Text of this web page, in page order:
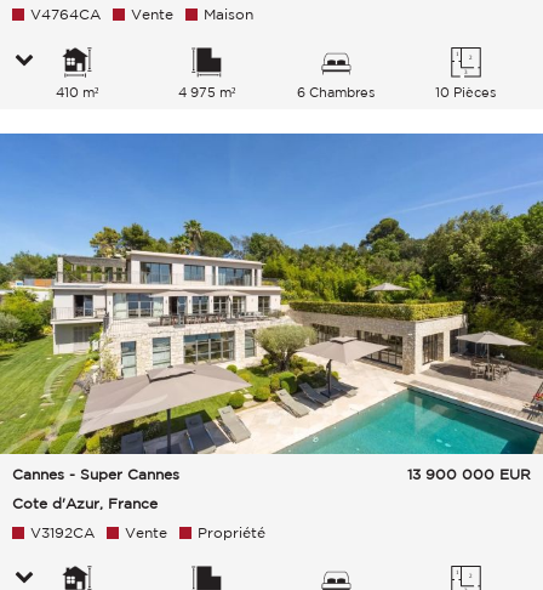
V4764CA Vente Maison
410 m² 4 975 m² 6 Chambres 10 Pièces
Cannes - Super Cannes
Cote d'Azur, France
13 900 000 EUR
V3192CA Vente Propriété